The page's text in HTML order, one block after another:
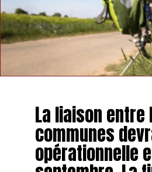
La liaison entre
communes
opérationnelle